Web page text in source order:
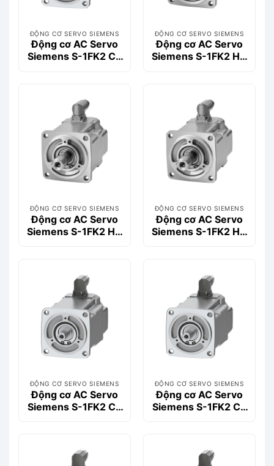
ĐỘNG CƠ SERVO SIEMENS
Động cơ AC Servo
Siemens S-1FK2 CT
ĐỘNG CƠ SERVO SIEMENS
Động cơ AC Servo
Siemens S-1FK2 HD
ĐỘNG CƠ SERVO SIEMENS
Động cơ AC Servo
Siemens S-1FK2 HD
ĐỘNG CƠ SERVO SIEMENS
Động cơ AC Servo
Siemens S-1FK2 HD
ĐỘNG CƠ SERVO SIEMENS
Động cơ AC Servo
Siemens S-1FK2 CT
ĐỘNG CƠ SERVO SIEMENS
Động cơ AC Servo
Siemens S-1FK2 CT